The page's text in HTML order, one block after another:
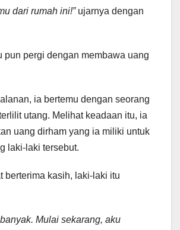
dari rumah ini!”ujarnya dengan
pun pergi dengan membawa uang
ia bertemu dengan seorang
utang. Melihat keadaan itu, ia
uang dirham yang ia miliki untuk
laki-laki tersebut.
berterima kasih, laki-laki itu
Mulai sekarang, aku